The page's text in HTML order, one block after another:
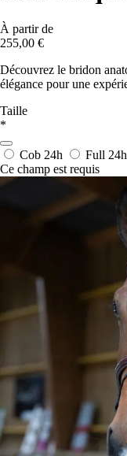
À partir de
255,00 €
Découvrez le bridon
élégance pour une
Taille
*
Cob 24h Full 24h
Ce champ est requis